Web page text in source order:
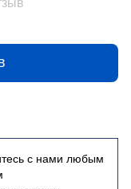
с нами любым